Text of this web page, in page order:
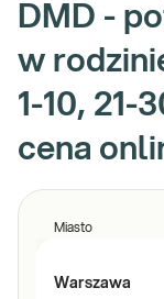
DMD -
w
1-10, 21-
cena
Miasto
Warszawa